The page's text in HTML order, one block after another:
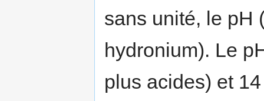
sans unité, le pH
hydronium). Le
plus acides) et